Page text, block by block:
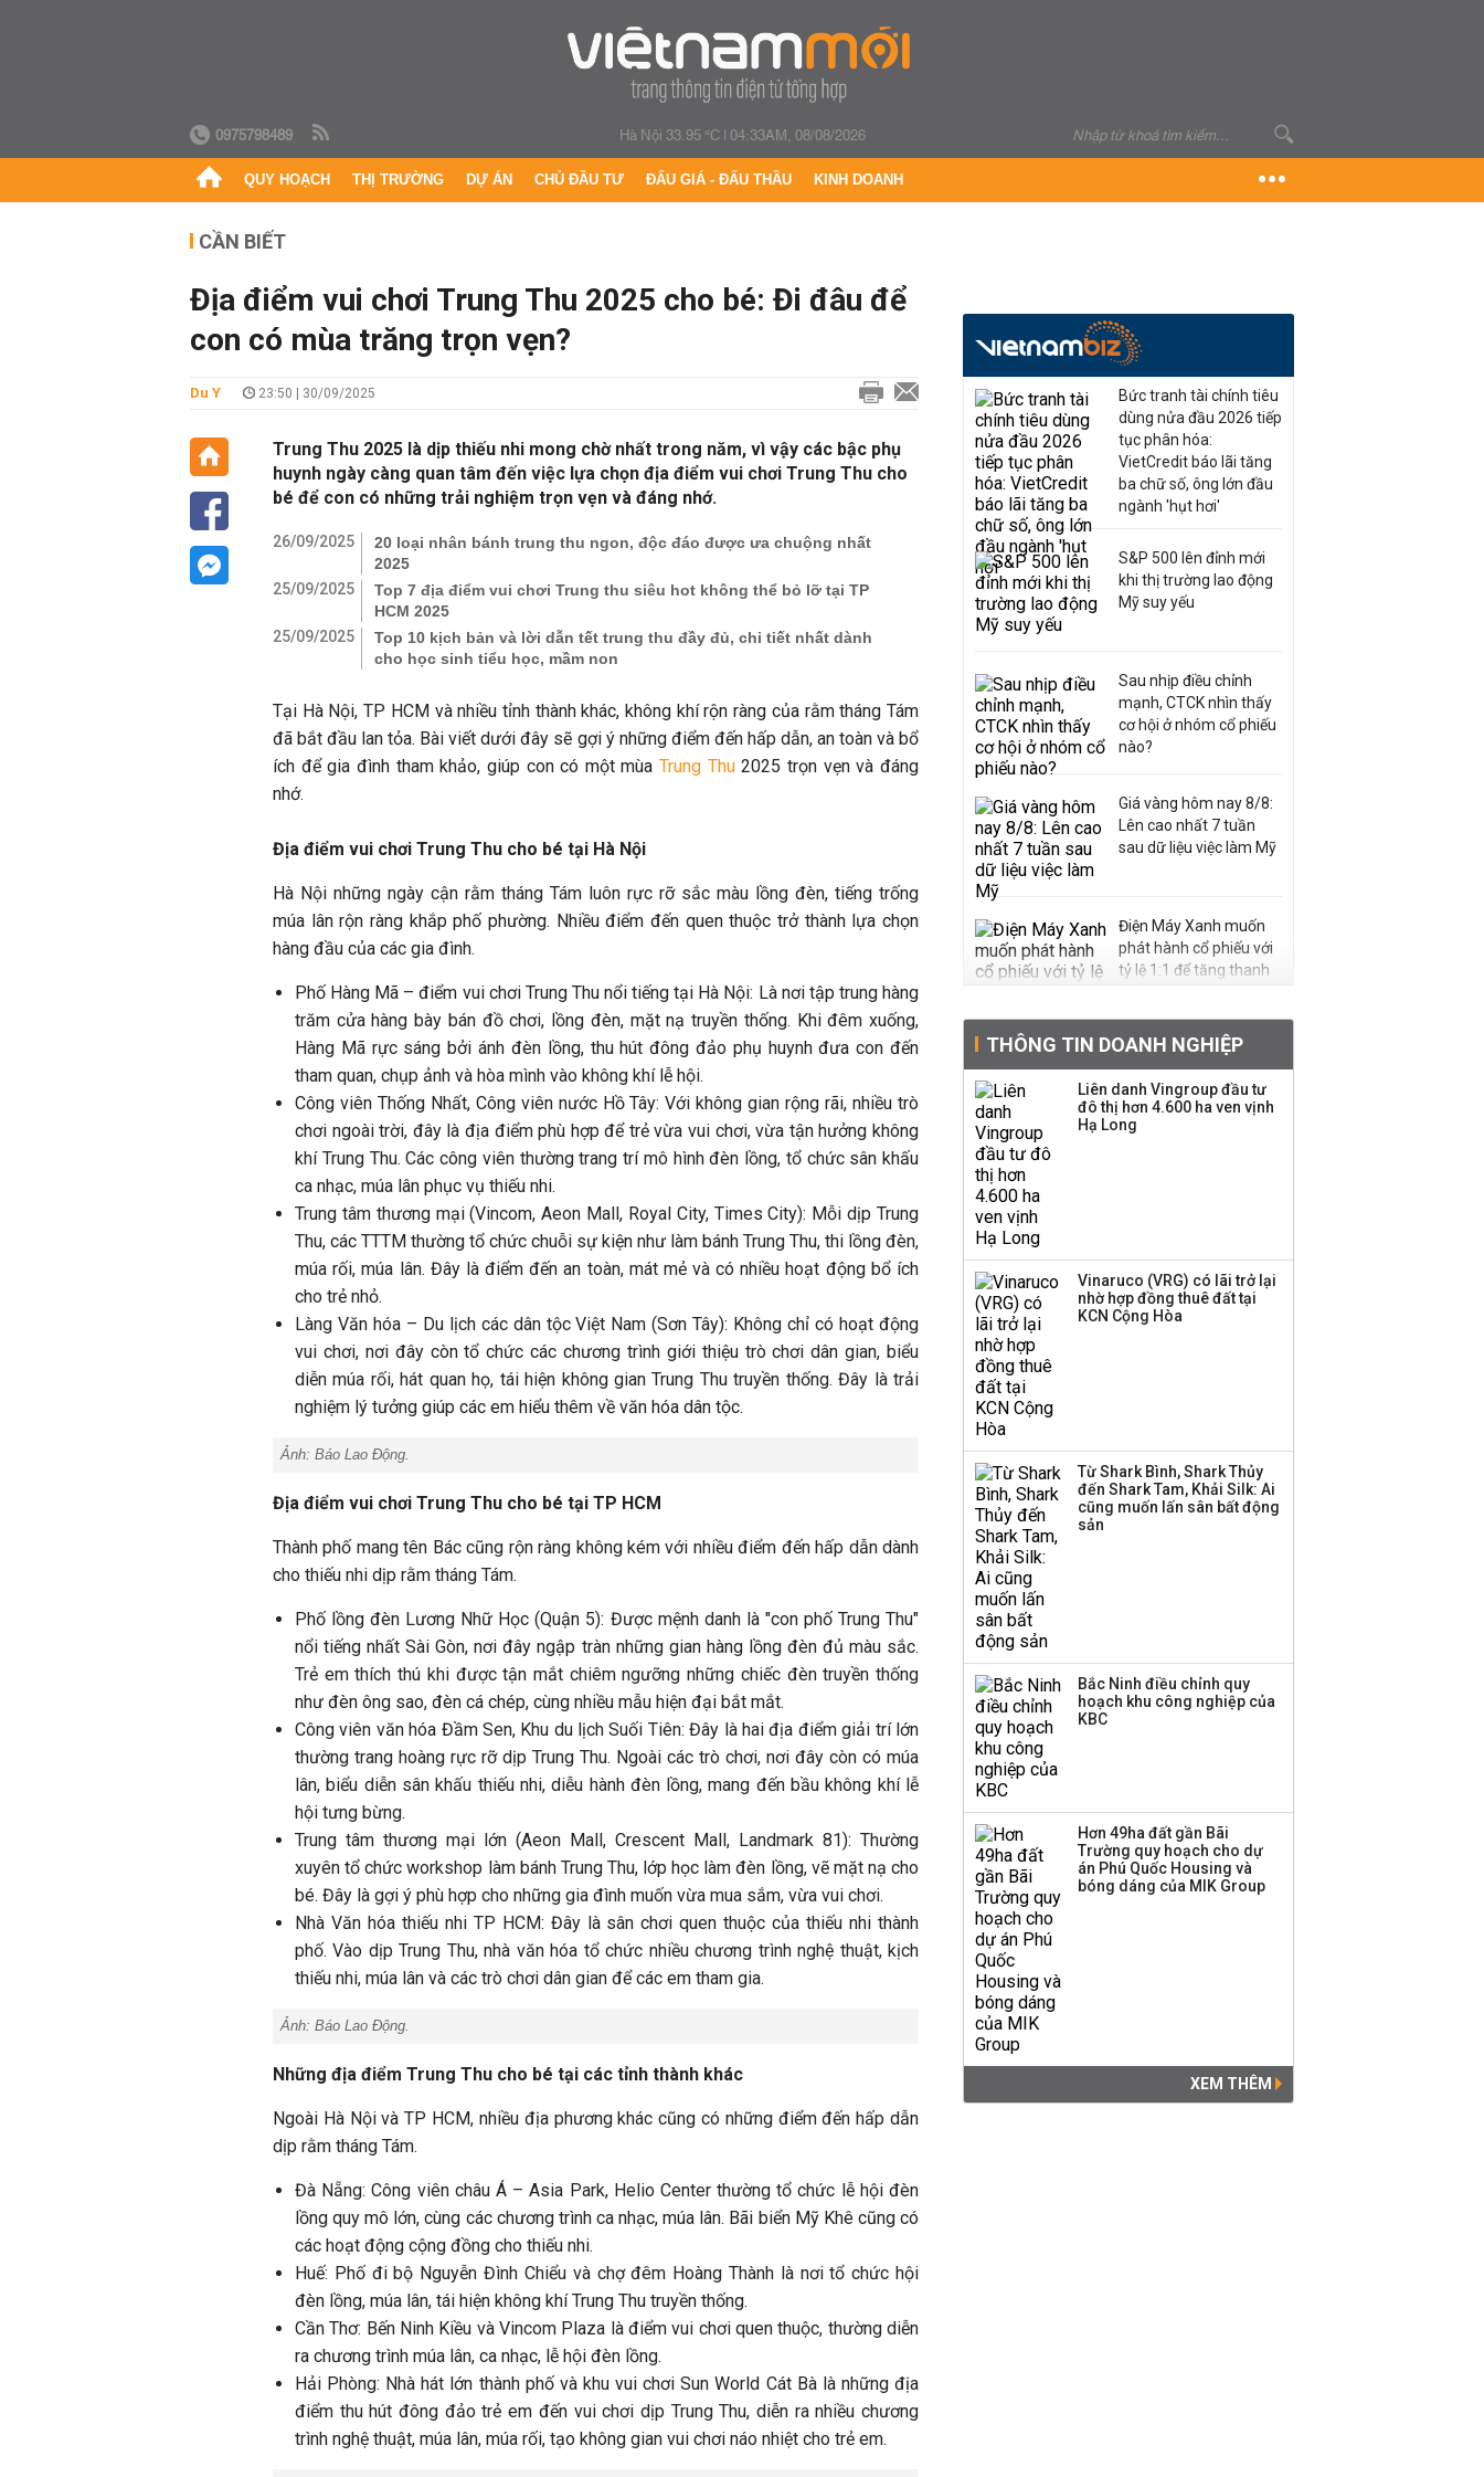
0975798489 Hà Nội 33.95 °C|04:33AM, 08/08/2026
QUY HOẠCH THỊ TRƯỜNG DỰ ÁN CHỦ ĐẦU TƯ ĐẤU GIÁ - ĐẤU THẦU KINH DOANH
CẦN BIẾT
Địa điểm vui chơi Trung Thu 2025 cho bé: Đi đâu để
con có mùa trăng trọn vẹn?
Du Y 23:50 | 30/09/2025
Trung Thu 2025 là dịp thiếu nhi mong chờ nhất trong năm, vì vậy các bậc phụ
huynh ngày càng quan tâm đến việc lựa chọn địa điểm vui chơi Trung Thu cho
bé để con có những trải nghiệm trọn vẹn và đáng nhớ.
26/09/2025
20 loại nhân bánh trung thu ngon, độc đáo được ưa chuộng nhất
2025
25/09/2025
Top 7 địa điểm vui chơi Trung thu siêu hot không thể bỏ lỡ tại TP
HCM 2025
25/09/2025
Top 10 kịch bản và lời dẫn tết trung thu đầy đủ, chi tiết nhất dành
cho học sinh tiểu học, mầm non
Tại Hà Nội, TP HCM và nhiều tỉnh thành khác, không khí rộn ràng của rằm tháng Tám
đã bắt đầu lan tỏa. Bài viết dưới đây sẽ gợi ý những điểm đến hấp dẫn, an toàn và bổ
ích để gia đình tham khảo, giúp con có một mùaTrung Thu2025 trọn vẹn và đáng
nhớ.
Địa điểm vui chơi Trung Thu cho bé tại Hà Nội
Hà Nội những ngày cận rằm tháng Tám luôn rực rỡ sắc màu lồng đèn, tiếng trống
múa lân rộn ràng khắp phố phường. Nhiều điểm đến quen thuộc trở thành lựa chọn
hàng đầu của các gia đình.
Phố Hàng Mã – điểm vui chơi Trung Thu nổi tiếng tại Hà Nội: Là nơi tập trung hàng
trăm cửa hàng bày bán đồ chơi, lồng đèn, mặt nạ truyền thống. Khi đêm xuống,
Hàng Mã rực sáng bởi ánh đèn lồng, thu hút đông đảo phụ huynh đưa con đến
tham quan, chụp ảnh và hòa mình vào không khí lễ hội.
Công viên Thống Nhất, Công viên nước Hồ Tây: Với không gian rộng rãi, nhiều trò
chơi ngoài trời, đây là địa điểm phù hợp để trẻ vừa vui chơi, vừa tận hưởng không
khí Trung Thu. Các công viên thường trang trí mô hình đèn lồng, tổ chức sân khấu
ca nhạc, múa lân phục vụ thiếu nhi.
Trung tâm thương mại (Vincom, Aeon Mall, Royal City, Times City): Mỗi dịp Trung
Thu, các TTTM thường tổ chức chuỗi sự kiện như làm bánh Trung Thu, thi lồng đèn,
múa rối, múa lân. Đây là điểm đến an toàn, mát mẻ và có nhiều hoạt động bổ ích
cho trẻ nhỏ.
Làng Văn hóa – Du lịch các dân tộc Việt Nam (Sơn Tây): Không chỉ có hoạt động
vui chơi, nơi đây còn tổ chức các chương trình giới thiệu trò chơi dân gian, biểu
diễn múa rối, hát quan họ, tái hiện không gian Trung Thu truyền thống. Đây là trải
nghiệm lý tưởng giúp các em hiểu thêm về văn hóa dân tộc.
Ảnh: Báo Lao Động.
Địa điểm vui chơi Trung Thu cho bé tại TP HCM
Thành phố mang tên Bác cũng rộn ràng không kém với nhiều điểm đến hấp dẫn dành
cho thiếu nhi dịp rằm tháng Tám.
Phố lồng đèn Lương Nhữ Học (Quận 5): Được mệnh danh là "con phố Trung Thu"
nổi tiếng nhất Sài Gòn, nơi đây ngập tràn những gian hàng lồng đèn đủ màu sắc.
Trẻ em thích thú khi được tận mắt chiêm ngưỡng những chiếc đèn truyền thống
như đèn ông sao, đèn cá chép, cùng nhiều mẫu hiện đại bắt mắt.
Công viên văn hóa Đầm Sen, Khu du lịch Suối Tiên: Đây là hai địa điểm giải trí lớn
thường trang hoàng rực rỡ dịp Trung Thu. Ngoài các trò chơi, nơi đây còn có múa
lân, biểu diễn sân khấu thiếu nhi, diễu hành đèn lồng, mang đến bầu không khí lễ
hội tưng bừng.
Trung tâm thương mại lớn (Aeon Mall, Crescent Mall, Landmark 81): Thường
xuyên tổ chức workshop làm bánh Trung Thu, lớp học làm đèn lồng, vẽ mặt nạ cho
bé. Đây là gợi ý phù hợp cho những gia đình muốn vừa mua sắm, vừa vui chơi.
Nhà Văn hóa thiếu nhi TP HCM: Đây là sân chơi quen thuộc của thiếu nhi thành
phố. Vào dịp Trung Thu, nhà văn hóa tổ chức nhiều chương trình nghệ thuật, kịch
thiếu nhi, múa lân và các trò chơi dân gian để các em tham gia.
Ảnh: Báo Lao Động.
Những địa điểm Trung Thu cho bé tại các tỉnh thành khác
Ngoài Hà Nội và TP HCM, nhiều địa phương khác cũng có những điểm đến hấp dẫn
dịp rằm tháng Tám.
Đà Nẵng: Công viên châu Á – Asia Park, Helio Center thường tổ chức lễ hội đèn
lồng quy mô lớn, cùng các chương trình ca nhạc, múa lân. Bãi biển Mỹ Khê cũng có
các hoạt động cộng đồng cho thiếu nhi.
Huế: Phố đi bộ Nguyễn Đình Chiểu và chợ đêm Hoàng Thành là nơi tổ chức hội
đèn lồng, múa lân, tái hiện không khí Trung Thu truyền thống.
Cần Thơ: Bến Ninh Kiều và Vincom Plaza là điểm vui chơi quen thuộc, thường diễn
ra chương trình múa lân, ca nhạc, lễ hội đèn lồng.
Hải Phòng: Nhà hát lớn thành phố và khu vui chơi Sun World Cát Bà là những địa
điểm thu hút đông đảo trẻ em đến vui chơi dịp Trung Thu, diễn ra nhiều chương
trình nghệ thuật, múa lân, múa rối, tạo không gian vui chơi náo nhiệt cho trẻ em.
Bức tranh tài chính tiêu
dùng nửa đầu 2026 tiếp
tục phân hóa:
VietCredit báo lãi tăng
ba chữ số, ông lớn đầu
ngành 'hụt hơi'
S&P 500 lên đỉnh mới
khi thị trường lao động
Mỹ suy yếu
Sau nhịp điều chỉnh
mạnh, CTCK nhìn thấy
cơ hội ở nhóm cổ phiếu
nào?
Giá vàng hôm nay 8/8:
Lên cao nhất 7 tuần
sau dữ liệu việc làm Mỹ
Điện Máy Xanh muốn
phát hành cổ phiếu với
tỷ lệ 1:1 để tăng thanh
Quy hoạch 4 khu lấn
biển ở Phú Quốc
hàng
Dự án Sheraton Phú
Huấn Hoa Hồng bỗng
dưng ‘biến mất’, một
công ty khác đã giải thể
THÔNG TIN DOANH NGHIỆP
Liên danh Vingroup đầu tư
đô thị hơn 4.600 ha ven vịnh
Hạ Long
Vinaruco (VRG) có lãi trở lại
nhờ hợp đồng thuê đất tại
KCN Cộng Hòa
Từ Shark Bình, Shark Thủy
đến Shark Tam, Khải Silk: Ai
cũng muốn lấn sân bất động
sản
Bắc Ninh điều chỉnh quy
hoạch khu công nghiệp của
KBC
Hơn 49ha đất gần Bãi
Trường quy hoạch cho dự
án Phú Quốc Housing và
bóng dáng của MIK Group
XEM THÊM